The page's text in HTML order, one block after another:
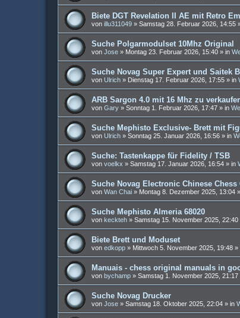
Biete DGT Revelation II AE mit Retro
von illu311049 » Samstag 28. Februar 2026, 14:55
Suche Polgarmodulset 10Mhz Original
von Jose » Montag 23. Februar 2026, 15:40 » in
Suche Novag Super Expert und Saitek
von Ulrich » Dienstag 17. Februar 2026, 17:55 » in
ARB Sargon 4.0 mit 16 Mhz zu
von Gary » Sonntag 1. Februar 2026, 17:47 » in
Suche Mephisto Exclusive- Brett mit
von Ulrich » Sonntag 25. Januar 2026, 16:56 » in
Suche: Tastenkappe für Fidelity / TSB
von voelkx » Samstag 17. Januar 2026, 16:54 » in
Suche Novag Electronic Chinese
von Wan Chai » Montag 8. Dezember 2025, 13:04
Suche Mephisto Almeria 68020
von keckteh » Samstag 15. November 2025, 22:40
Biete Brett und Moduset
von edkopp » Mittwoch 5. November 2025, 19:48 »
Manuais - chess original manuals in
von bychamp » Samstag 1. November 2025, 21:17
Suche Novag Drucker
von Jose » Samstag 18. Oktober 2025, 22:04 » in